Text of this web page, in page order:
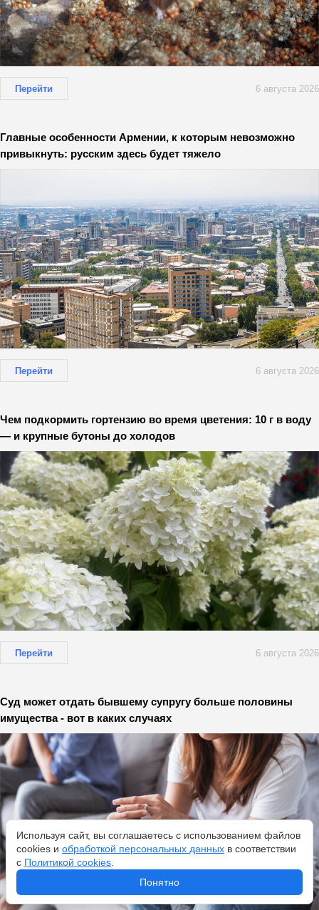
Перейти 6 августа 2026
Главные особенности Армении, к которым невозможно
привыкнуть: русским здесь будет тяжело
Перейти 6 августа 2026
Чем подкормить гортензию во время цветения: 10 г в воду
— и крупные бутоны до холодов
Перейти 6 августа 2026
Суд может отдать бывшему супругу больше половины
имущества - вот в каких случаях
Используя сайт, вы соглашаетесь с использованием файлов
cookies и обработкой персональных данных в соответствии
с Политикой cookies
Понятно